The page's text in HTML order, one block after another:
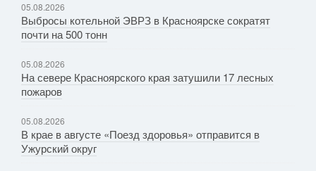
05.08.2026
Выбросы котельной ЭВРЗ в Красноярске сократят
почти на 500 тонн
05.08.2026
На севере Красноярского края затушили 17 лесных
пожаров
05.08.2026
В крае в августе «Поезд здоровья» отправится в
Ужурский округ